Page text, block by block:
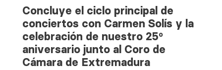
Concluye el ciclo principal de
conciertos con Carmen Solís y la
celebración de nuestro 25º
aniversario junto al Coro de
Cámara de Extremadura